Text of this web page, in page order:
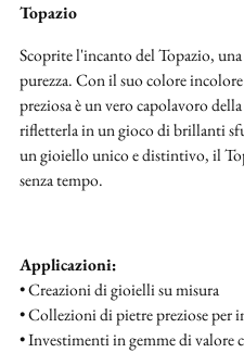
al
carrello...
Topazio
Scoprite l'incanto del Topazio, una
purezza. Con il suo colore
preziosa è un vero capolavoro
rifletterla in un gioco di brillanti
un gioiello unico e distintivo, il
senza tempo.
Applicazioni:
• Creazioni di gioielli su misura
• Collezioni di pietre preziose per
• Investimenti in gemme di valore